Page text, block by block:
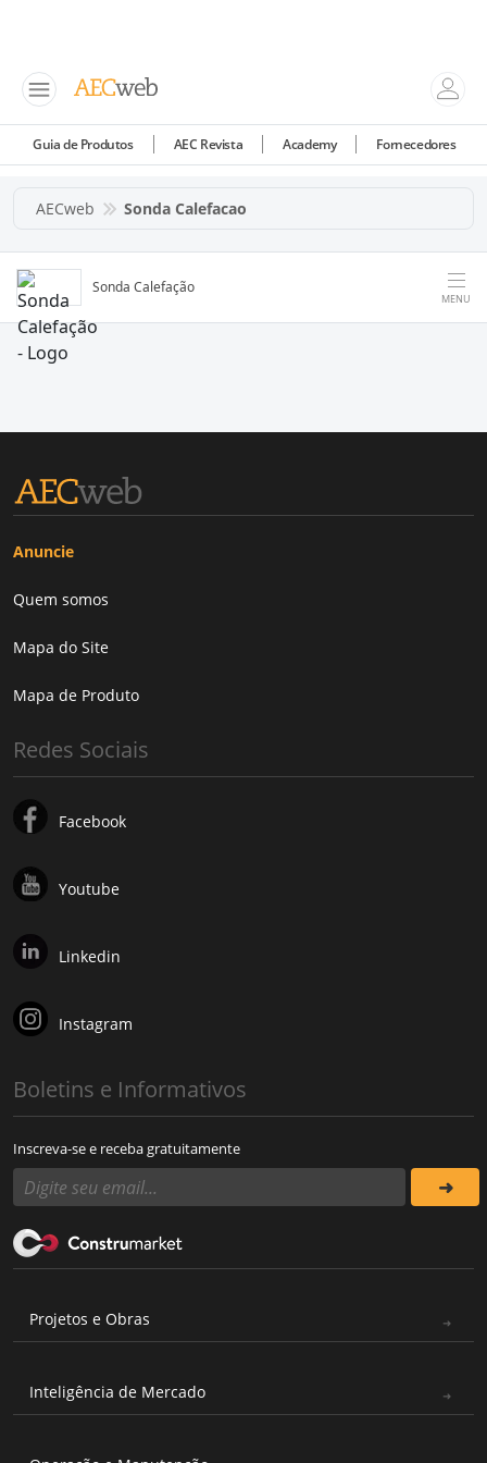
Guia de Produtos AEC Revista Academy Fornecedores
AECweb Sonda Calefacao
Sonda Calefação
MENU
Anuncie
Quem somos
Mapa do Site
Mapa de Produto
Redes Sociais
Facebook
Youtube
Linkedin
Instagram
Boletins e Informativos
Inscreva-se e receba gratuitamente
Projetos e Obras
Inteligência de Mercado